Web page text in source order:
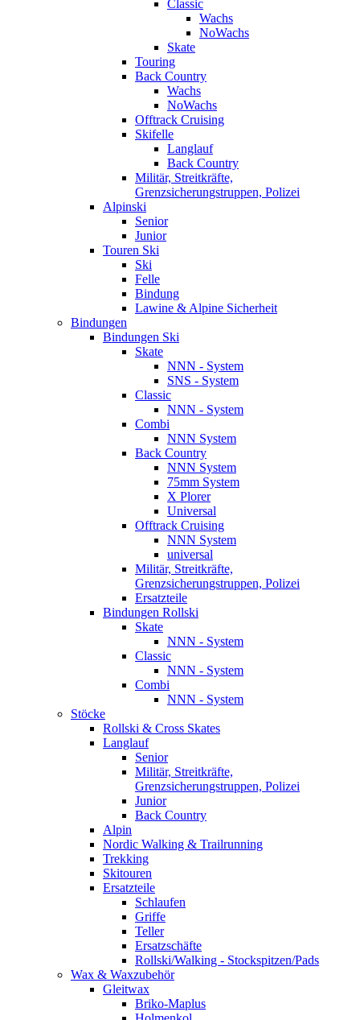
Classic
Wachs
NoWachs
Skate
Touring
Back Country
Wachs
NoWachs
Offtrack Cruising
Skifelle
Langlauf
Back Country
Militär, Streitkräfte,
Grenzsicherungstruppen, Polizei
Alpinski
Senior
Junior
Touren Ski
Ski
Felle
Bindung
Lawine & Alpine Sicherheit
Bindungen
Bindungen Ski
Skate
NNN - System
SNS - System
Classic
NNN - System
Combi
NNN System
Back Country
NNN System
75mm System
X Plorer
Universal
Offtrack Cruising
NNN System
universal
Militär, Streitkräfte,
Grenzsicherungstruppen, Polizei
Ersatzteile
Bindungen Rollski
Skate
NNN - System
Classic
NNN - System
Combi
NNN - System
Stöcke
Rollski & Cross Skates
Langlauf
Senior
Militär, Streitkräfte,
Grenzsicherungstruppen, Polizei
Junior
Back Country
Alpin
Nordic Walking & Trailrunning
Trekking
Skitouren
Ersatzteile
Schlaufen
Griffe
Teller
Ersatzschäfte
Rollski/Walking - Stockspitzen/Pads
Wax & Waxzubehör
Gleitwax
Briko-Maplus